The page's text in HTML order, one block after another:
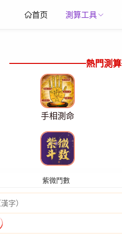
首页 測算工具
熱門測算
手相測命
紫微鬥數